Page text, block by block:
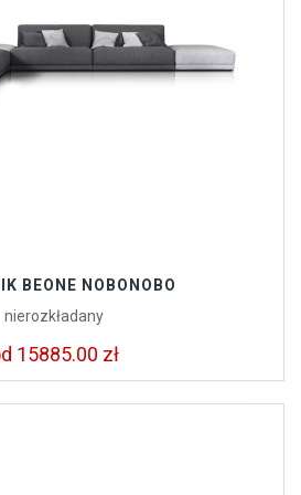
BEONE NOBONOBO
nierozkładany
15885.00 zł